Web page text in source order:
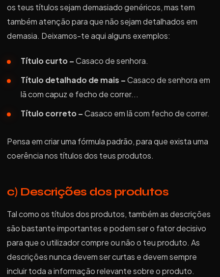
os teus títulos sejam demasiado genéricos, mas tem
também atenção para que não sejam detalhados em
demasia. Deixamos-te aqui alguns exemplos:
Título curto –Casaco de senhora.
Título detalhado de mais –Casaco de senhora em
lã com capuz e fecho de correr...
Título correto –Casaco em lã com fecho de correr.
Pensa em criar uma fórmula padrão, para que exista uma
coerência nos títulos dos teus produtos.
c) Descrições dos produtos
Tal como os títulos dos produtos, também as descrições
são bastante importantes e podem ser o fator decisivo
para que o utilizador compre ou não o teu produto. As
descrições nunca devem ser curtas e devem sempre
incluir toda a informação relevante sobre o produto.